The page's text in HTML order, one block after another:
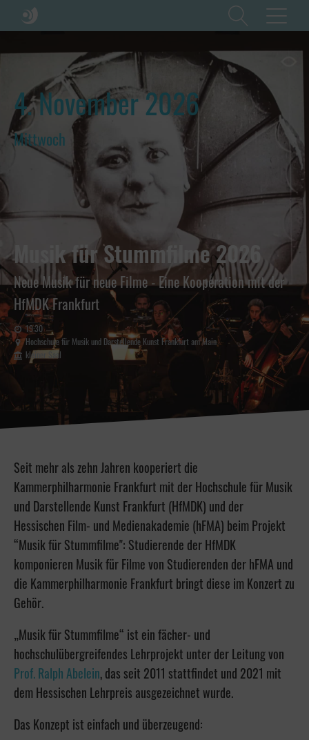
4. November 2026
Mittwoch
Musik für Stummfilme 2026
Neue Musik für neue Filme - Eine Kooperation mit der
HfMDK Frankfurt
19:30
Hochschule für Musik und Darstellende Kunst Frankfurt am Main
kleiner Saal
Seit mehr als zehn Jahren kooperiert die
Kammerphilharmonie Frankfurt mit der Hochschule für Musik
und Darstellende Kunst Frankfurt (HfMDK) und der
Hessischen Film- und Medienakademie (hFMA) beim Projekt
“Musik für Stummfilme": Studierende der HfMDK
komponieren Musik für Filme von Studierenden der hFMA und
die Kammerphilharmonie Frankfurt bringt diese im Konzert zu
Gehör.
„Musik für Stummfilme“ ist ein fächer- und
hochschulübergreifendes Lehrprojekt unter der Leitung von
Prof. Ralph Abelein, das seit 2011 stattfindet und 2021 mit
dem Hessischen Lehrpreis ausgezeichnet wurde.
Das Konzept ist einfach und überzeugend: